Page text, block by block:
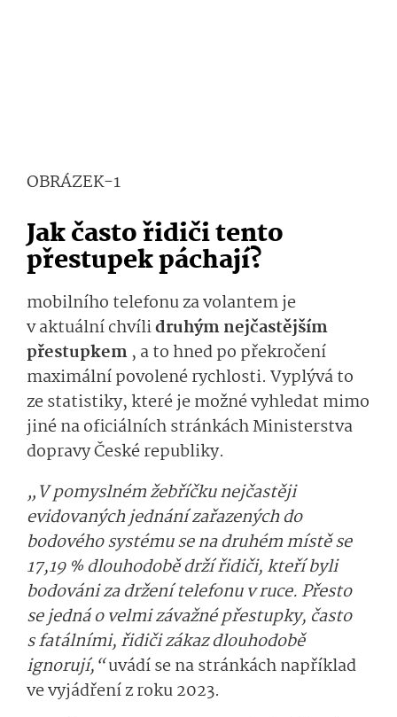
OBRÁZEK-1
Jak často řidiči tento
přestupek páchají?
mobilního telefonu za volantem je
v aktuální chvílidruhým nejčastějším
přestupkem , a to hned po překročení
maximální povolené rychlosti. Vyplývá to
ze statistiky, které je možné vyhledat mimo
jiné na oficiálních stránkách Ministerstva
dopravy České republiky.
„V pomyslném žebříčku nejčastěji
evidovaných jednání zařazených do
bodového systému se na druhém místě se
17,19 % dlouhodobě drží řidiči, kteří byli
bodováni za držení telefonu v ruce. Přesto
se jedná o velmi závažné přestupky, často
s fatálními, řidiči zákaz dlouhodobě
ignorují,“uvádí se na stránkách například
ve vyjádření z roku 2023.